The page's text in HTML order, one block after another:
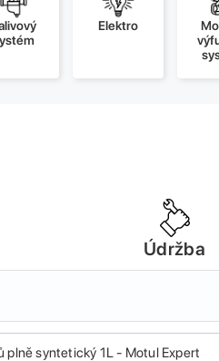
Elektro
Údržba
plně syntetický 1L - Motul Expert